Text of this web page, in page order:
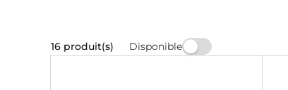
16 produit(s) Disponible